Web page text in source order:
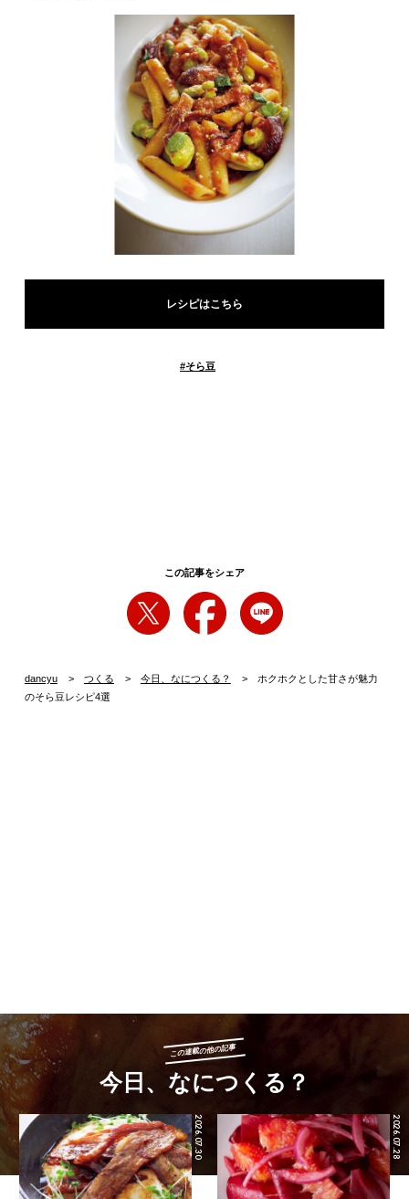
レシピはこちら
#そら豆
この記事をシェア
dancyu つくる 今日、なにつくる？
ホクホクとした甘さが魅力
のそら豆レシピ4選
この連載の他の記事
今日、なにつくる？
2026.07.30 2026.07.28